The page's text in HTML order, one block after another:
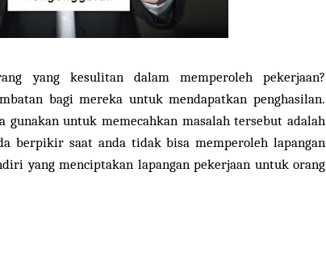
yang kesulitan dalam memperoleh pekerjaan?
bagi mereka untuk mendapatkan penghasilan.
gunakan untuk memecahkan masalah tersebut adalah
berpikir saat anda tidak bisa memperoleh lapangan
yang menciptakan lapangan pekerjaan untuk orang